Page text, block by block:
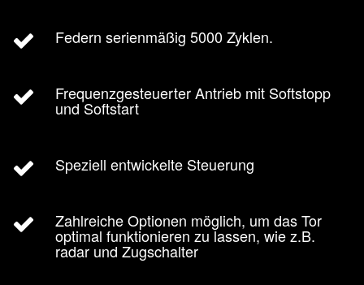
Federn serienmäßig 5000 Zyklen.
Frequenzgesteuerter Antrieb mit Softstopp
und Softstart
Speziell entwickelte Steuerung
Zahlreiche Optionen möglich, um das Tor
optimal funktionieren zu lassen, wie z.B.
radar und Zugschalter